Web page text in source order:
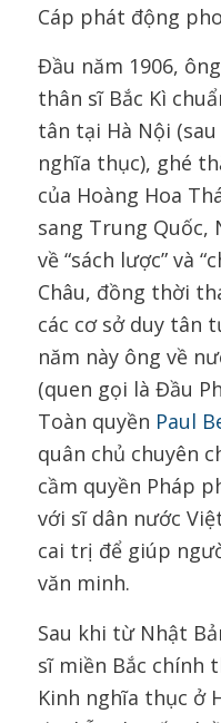
Cáp phát động
Đầu năm 1906,
thân sĩ Bắc Kì
tân tại Hà Nội
nghĩa thục), ghé
của Hoàng Hoa
sang Trung Quốc,
về “sách lược” và
Châu, đồng thời
các cơ sở duy tân
năm này ông về
(quen gọi là Đầu
Toàn quyền Paul
quân chủ chuyên
cầm quyền Pháp
với sĩ dân nước
cai trị để giúp
văn minh.
Sau khi từ Nhật
sĩ miền Bắc chính
Kinh nghĩa thục ở